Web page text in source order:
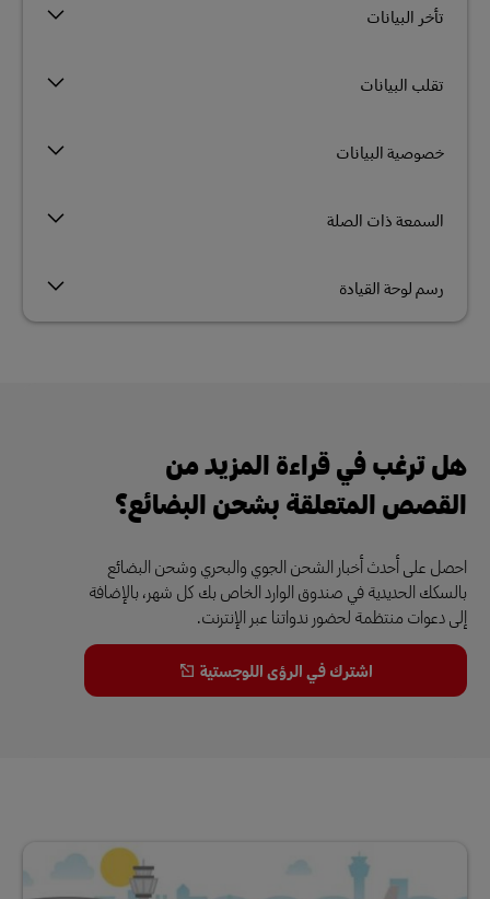
تأخر البيانات
تقلب البيانات
خصوصية البيانات
السمعة ذات الصلة
رسم لوحة القيادة
هل ترغب في قراءة المزيد من
القصص المتعلقة بشحن البضائع؟
احصل على أحدث أخبار الشحن الجوي والبحري وشحن البضائع
بالسكك الحديدية في صندوق الوارد الخاص بك كل شهر، بالإضافة
إلى دعوات منتظمة لحضور ندواتنا عبر الإنترنت.
اشترك في الرؤى اللوجستية